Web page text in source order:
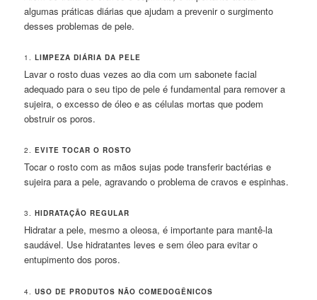
algumas práticas diárias que ajudam a prevenir o surgimento
desses problemas de pele.
1.LIMPEZA DIÁRIA DA PELE
Lavar o rosto duas vezes ao dia com um sabonete facial
adequado para o seu tipo de pele é fundamental para remover a
sujeira, o excesso de óleo e as células mortas que podem
obstruir os poros.
2.EVITE TOCAR O ROSTO
Tocar o rosto com as mãos sujas pode transferir bactérias e
sujeira para a pele, agravando o problema de cravos e espinhas.
3.HIDRATAÇÃO REGULAR
Hidratar a pele, mesmo a oleosa, é importante para mantê-la
saudável. Use hidratantes leves e sem óleo para evitar o
entupimento dos poros.
4.USO DE PRODUTOS NÃO COMEDOGÊNICOS